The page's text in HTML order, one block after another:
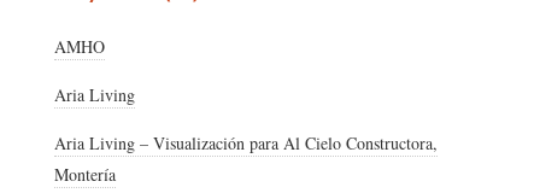
AMHO
Aria Living
Aria Living – Visualización para Al Cielo Constructora,
Montería